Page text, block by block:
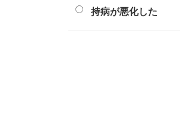
持病が悪化した